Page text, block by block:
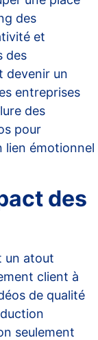
des
et
des
devenir un
entreprises
des
pour
lien émotionnel
des
un atout
client à
de qualité
seulement